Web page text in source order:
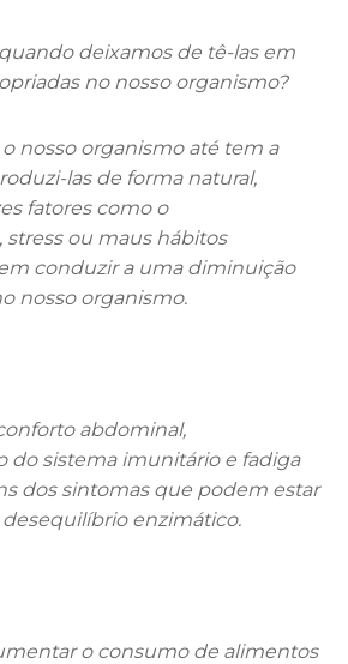
deixamos de tê-las em
no nosso organismo?
nosso organismo até tem a
las de forma natural,
fatores como o
ou maus hábitos
conduzir a uma diminuição
nosso organismo.
abdominal,
do sistema imunitário e fadiga
dos sintomas que podem estar
desequilíbrio enzimático.
o consumo de alimentos